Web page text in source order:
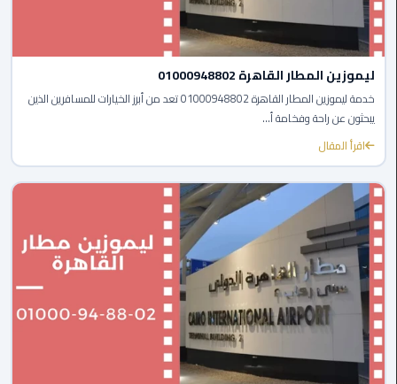
ليموزين
الشيخ
زايد
ليموزين
طنطا
ليموزين
المنصورة
ليموزين
كفر
الشيخ
ليموزين
المحلة
الكبرى
ليموزين المطار القاهرة 01000948802
خدمة ليموزين المطار القاهرة 01000948802 تعد من أبرز الخيارات للمسافرين الذين
يبحثون عن راحة وفخامة أ...
اقرأ المقال